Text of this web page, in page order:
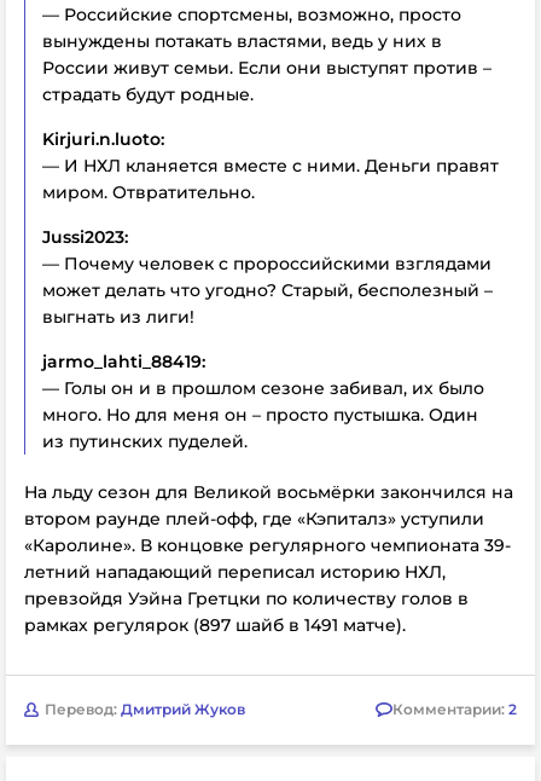
— Российские спортсмены, возможно, просто
вынуждены потакать властями, ведь у них в
России живут семьи. Если они выступят против –
страдать будут родные.
Kirjuri.n.luoto:
— И НХЛ кланяется вместе с ними. Деньги правят
миром. Отвратительно.
Jussi2023:
— Почему человек с пророссийскими взглядами
может делать что угодно? Старый, бесполезный –
выгнать из лиги!
jarmo_lahti_88419:
— Голы он и в прошлом сезоне забивал, их было
много. Но для меня он – просто пустышка. Один
из путинских пуделей.
На льду сезон для Великой восьмёрки закончился на
втором раунде плей-офф, где «Кэпиталз» уступили
«Каролине». В концовке регулярного чемпионата 39-
летний нападающий переписал историю НХЛ,
превзойдя Уэйна Гретцки по количеству голов в
рамках регулярок (897 шайб в 1491 матче).
Перевод: Дмитрий Жуков Комментарии: 2